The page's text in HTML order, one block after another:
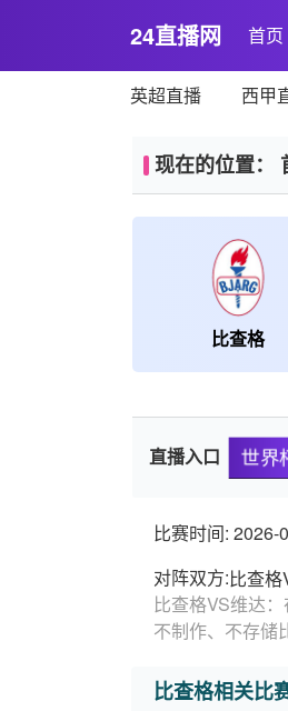
24直播网 首页
英超直播 西甲
现在的位置：
比查格
直播入口 世界
比赛时间: 2026-
对阵双方:比查
比查格VS维达
不制作、不存储
比查格相关比